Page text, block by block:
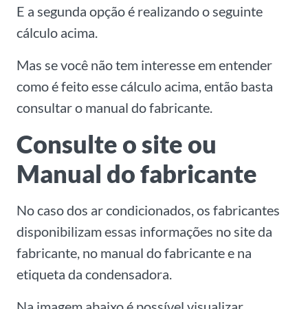
E a segunda opção é realizando o seguinte
cálculo acima.
Mas se você não tem interesse em entender
como é feito esse cálculo acima, então basta
consultar o manual do fabricante.
Consulte o site ou
Manual do fabricante
No caso dos ar condicionados, os fabricantes
disponibilizam essas informações no site da
fabricante, no manual do fabricante e na
etiqueta da condensadora.